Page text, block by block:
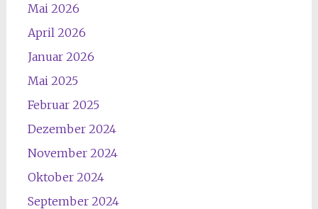
Mai 2026
April 2026
Januar 2026
Mai 2025
Februar 2025
Dezember 2024
November 2024
Oktober 2024
September 2024